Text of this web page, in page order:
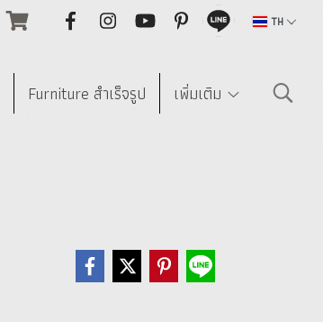
TH
Furniture สำเร็จรูป เพิ่มเติม